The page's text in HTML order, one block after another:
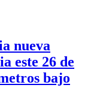
nueva
este 26 de
bajo